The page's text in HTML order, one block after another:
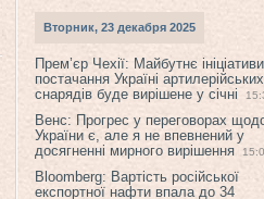
Вторник, 23 декабря 2025
Прем’єр Чехії: Майбутнє
постачання Україні артилерійських
снарядів буде вирішене у січні
Венс: Прогрес у переговорах
України є, але я не впевнений у
досягненні мирного вирішення
Bloomberg: Вартість російської
експортної нафти впала до 34